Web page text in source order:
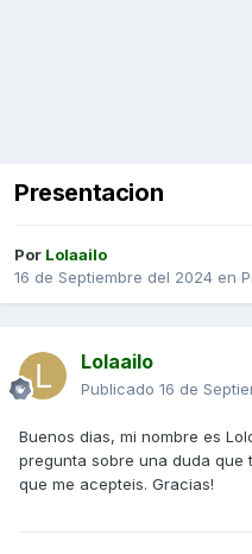
Presentacion
Por Lolaailo
16 de Septiembre del 2024 en
Lolaailo
Publicado 16 de
Buenos dias, mi nombre es
pregunta sobre una duda que
que me acepteis. Gracias!